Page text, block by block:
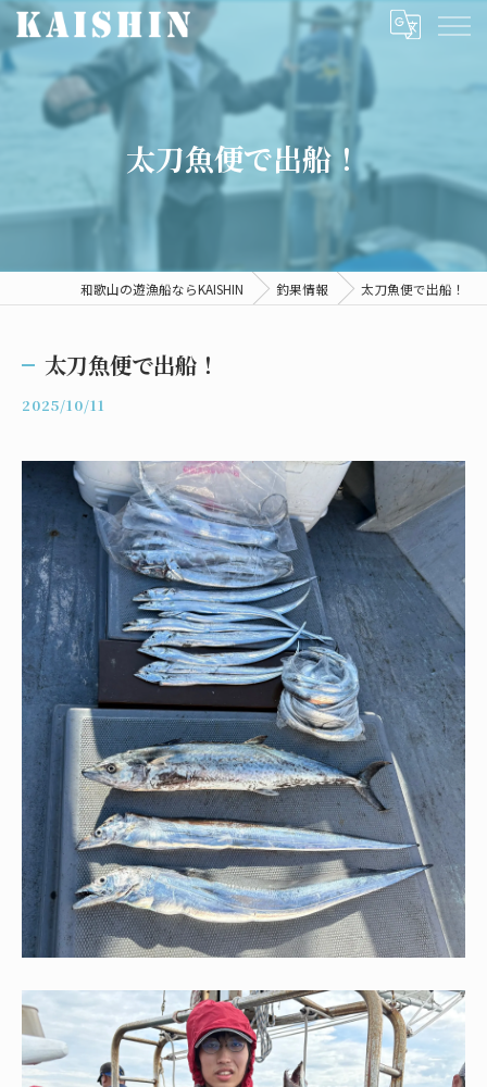
太刀魚便で出船！
和歌山の遊漁船ならKAISHIN 釣果情報 太刀魚便で出船！
太刀魚便で出船！
2025/10/11